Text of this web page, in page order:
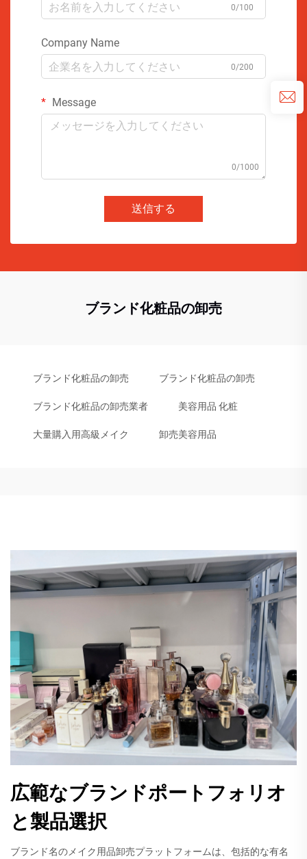
0/100
Company Name
0/200
Message
0/1000
送信する
ブランド化粧品の卸売
ブランド化粧品の卸売 ブランド化粧品の卸売
ブランド化粧品の卸売業者 美容用品 化粧
大量購入用高級メイク 卸売美容用品
広範なブランドポートフォリオ
と製品選択
ブランド名のメイク用品卸売プラットフォームは、包括的な有名